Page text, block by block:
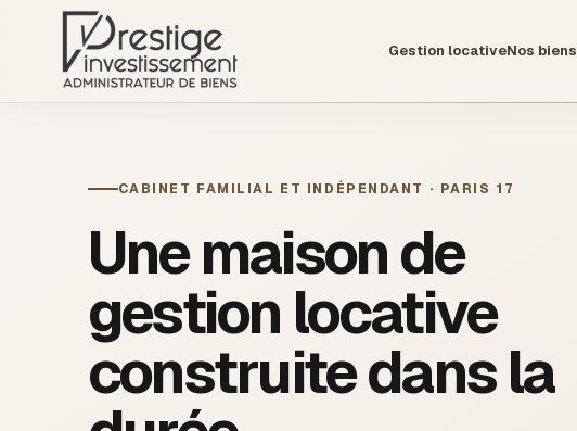
Gestion locativeNos biens
CABINET FAMILIAL ET INDÉPENDANT · PARIS 17
Une maison de
gestion locative
construite dans la